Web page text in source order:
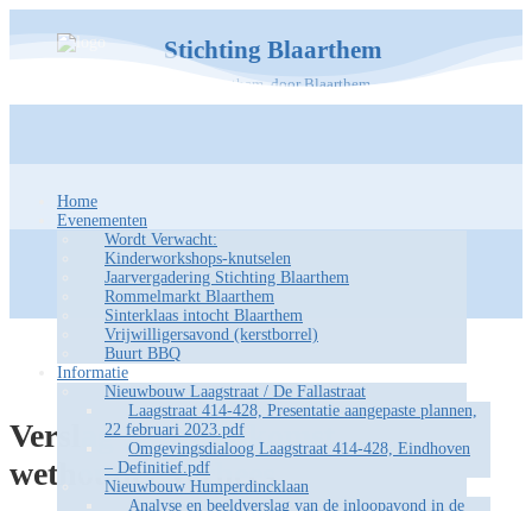
Stichting Blaarthem
Voor Blaarthem, door Blaarthem
Home
Evenementen
Wordt Verwacht:
Kinderworkshops-knutselen
Jaarvergadering Stichting Blaarthem
Rommelmarkt Blaarthem
Sinterklaas intocht Blaarthem
Vrijwilligersavond (kerstborrel)
Buurt BBQ
Informatie
Nieuwbouw Laagstraat / De Fallastraat
Laagstraat 414-428, Presentatie aangepaste plannen,
22 februari 2023.pdf
Omgevingsdialoog Laagstraat 414-428, Eindhoven
– Definitief.pdf
Nieuwbouw Humperdincklaan
Analyse en beeldverslag van de inloopavond in de
Verslag 2e bijeenkomst
wethouder Verhees